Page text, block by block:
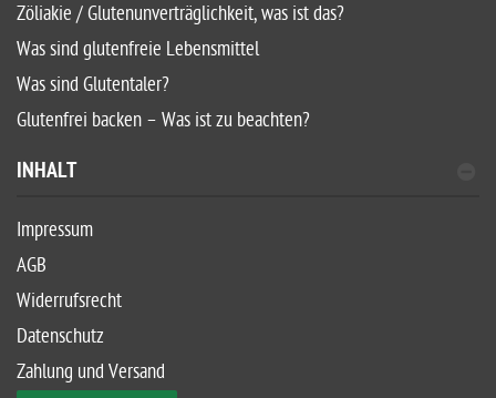
Zöliakie / Glutenunverträglichkeit, was ist das?
Was sind glutenfreie Lebensmittel
Was sind Glutentaler?
Glutenfrei backen – Was ist zu beachten?
INHALT
Impressum
AGB
Widerrufsrecht
Datenschutz
Zahlung und Versand